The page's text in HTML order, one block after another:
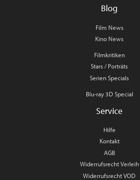
Blog
Film News
Kino News
Filmkritiken
Stars / Porträts
Serien Specials
Blu-ray 3D Special
Service
Hilfe
Kontakt
AGB
Widerrufsrecht Verleih
Widerrufsrecht VOD